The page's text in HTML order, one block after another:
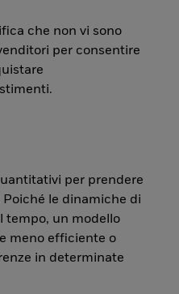
che non vi sono
per consentire
per prendere
le dinamiche di
tempo, un modello
meno efficiente o
in determinate